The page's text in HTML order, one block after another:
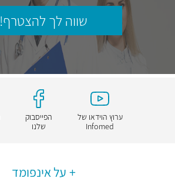
שווה לך להצטרף!
ערוץ הוידאו של
Infomed
הפייסבוק
שלנו
על אינפומד